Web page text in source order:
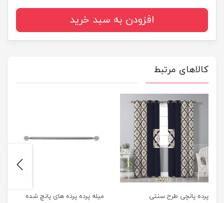
افزودن به سبد خرید
کالاهای مرتبط
پرده پانچی طرح سنتی میله پرده پرده های پانچ شده
previus